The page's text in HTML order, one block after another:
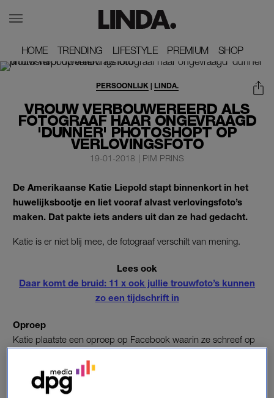
HOME
HOME TRENDING
TRENDING LIFESTYLE
LIFESTYLE PREMIUM
PREMIUM SHOP
SHOP
VROUW VERBOUWEREERD ALS
FOTOGRAAF HAAR ONGEVRAAGD
'DUNNER' PHOTOSHOPT OP
VERLOVINGSFOTO
PERSOONLIJK| LINDA.
19-01-2018 | PIM PRINS
De Amerikaanse Katie Liepold stapt binnenkort in het
huwelijksbootje en liet vooraf alvast verlovingsfoto’s
maken. Dat pakte iets anders uit dan ze had gedacht.
Katie is er niet blij mee, de fotograaf verschilt van mening.
Lees ook
Daar komt de bruid: 11 x ook jullie trouwfoto’s kunnen
zo een tijdschrift in
Oproep
Katie plaatste een oproep op Facebook waarin ze schreef op
kwamen binnen en de aanstaande bruid koos samen met
haar verloofde voor een fotograaf die ook aanbood om